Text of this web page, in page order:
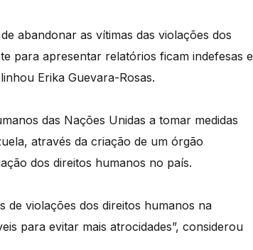
abandonar as vítimas das violações dos
para apresentar relatórios ficam indefesas e
Erika Guevara-Rosas.
das Nações Unidas a tomar medidas
através da criação de um órgão
dos direitos humanos no país.
de violações dos direitos humanos na
para evitar mais atrocidades”, considerou